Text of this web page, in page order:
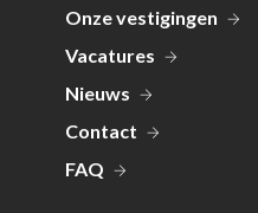
Onze vestigingen
Vacatures
Nieuws
Contact
FAQ